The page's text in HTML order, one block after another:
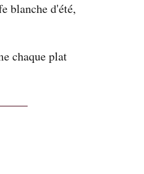
blanche d'été,
chaque plat